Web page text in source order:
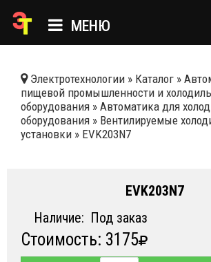
МЕНЮ
КАТАЛОГ
О КОМПАНИИ
ДОСТАВКА И ОПЛАТА
КОНТАКТЫ
Электротехнологии » Каталог »
пищевой промышленности и
оборудования » Автоматика для
оборудования » Вентилируемые
установки » EVK203N7
EVK203N7
Наличие: Под заказ
Стоимость: 3175